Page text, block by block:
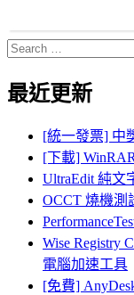
Search
for:
最近更新
[統一發票] 中
[下載]
UltraEdit 純文
OCCT 燒機測
Wise Registry
電腦加速工具
[免費]